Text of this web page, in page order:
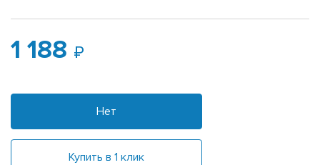
1 188
Нет
Купить в 1 клик